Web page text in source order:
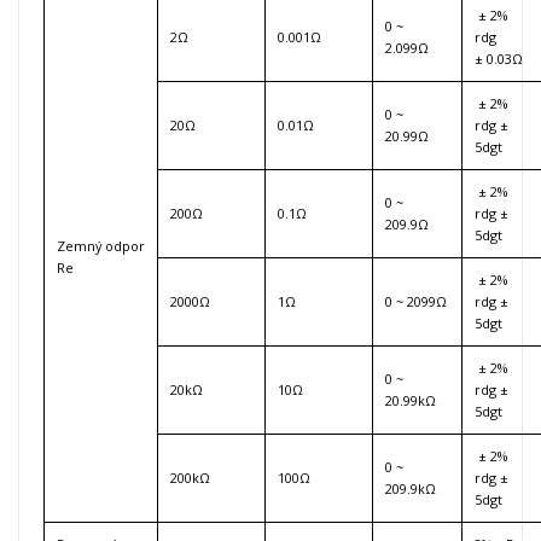
Zemný odpor
Re
2Ω 0.001Ω
0 ~
2.099Ω
± 2%
rdg
± 0.03Ω
20Ω 0.01Ω
0 ~
20.99Ω
± 2%
rdg ±
5dgt
200Ω 0.1Ω
0 ~
209.9Ω
± 2%
rdg ±
5dgt
2000Ω 1Ω 0 ~ 2099Ω
± 2%
rdg ±
5dgt
20kΩ 10Ω
0 ~
20.99kΩ
± 2%
rdg ±
5dgt
200kΩ 100Ω
0 ~
209.9kΩ
± 2%
rdg ±
5dgt